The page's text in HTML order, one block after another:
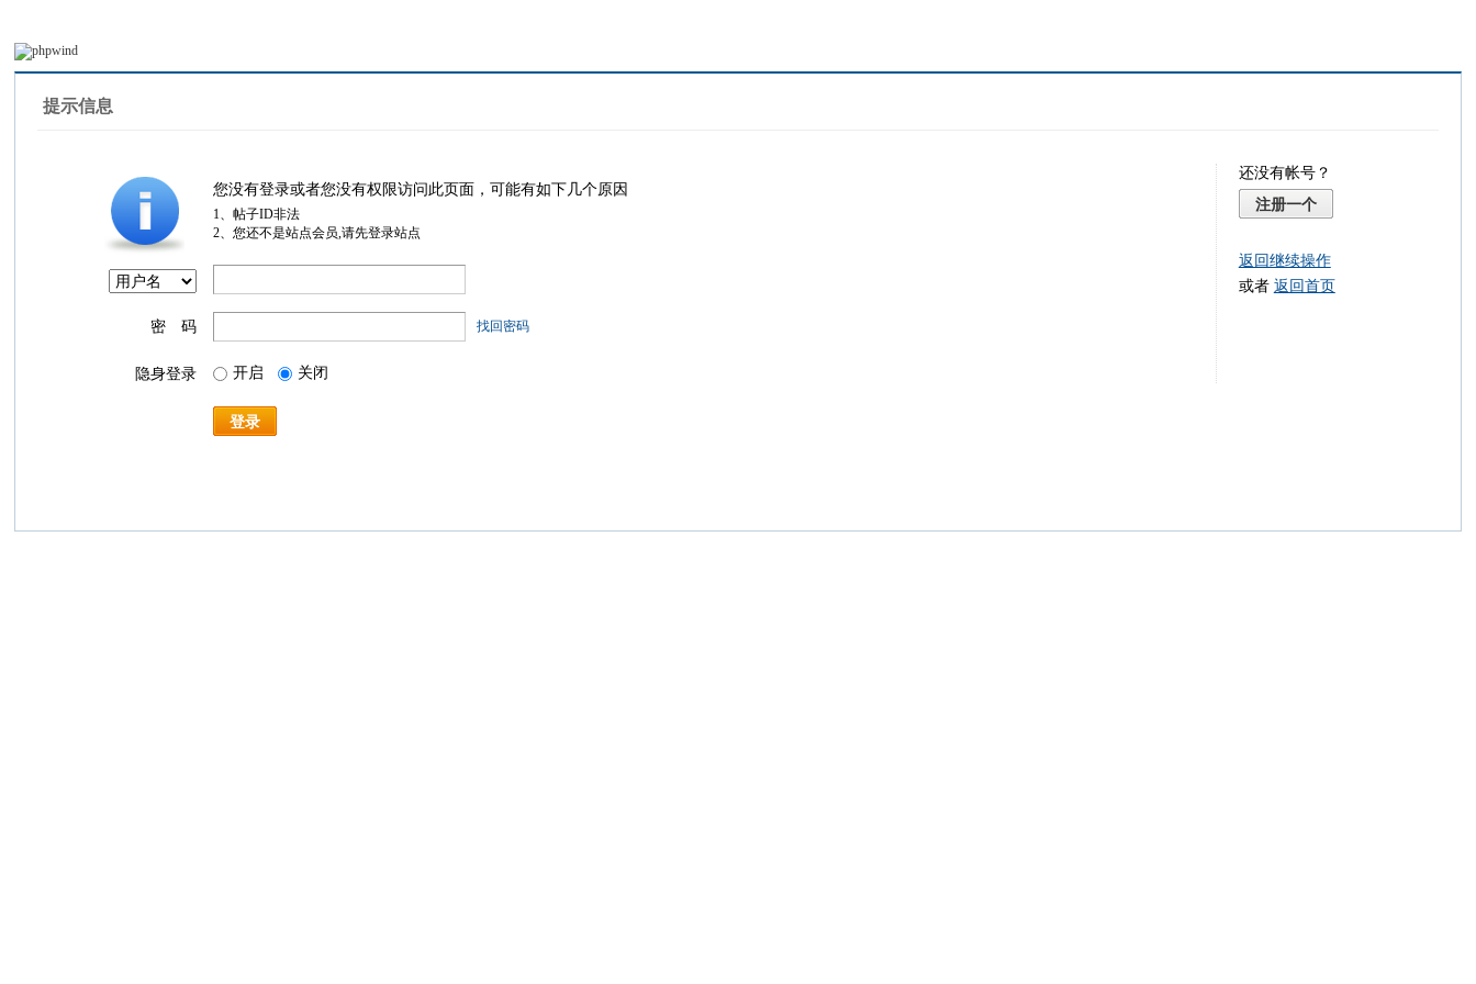
提示信息
您没有登录或者您没有权限访问此页面，可能有如下几个原因
1、帖子ID非法
2、您还不是站点会员,请先登录站点
密 码 找回密码
隐身登录 开启 关闭
登录
还没有帐号？
注册一个
返回继续操作
或者 返回首页